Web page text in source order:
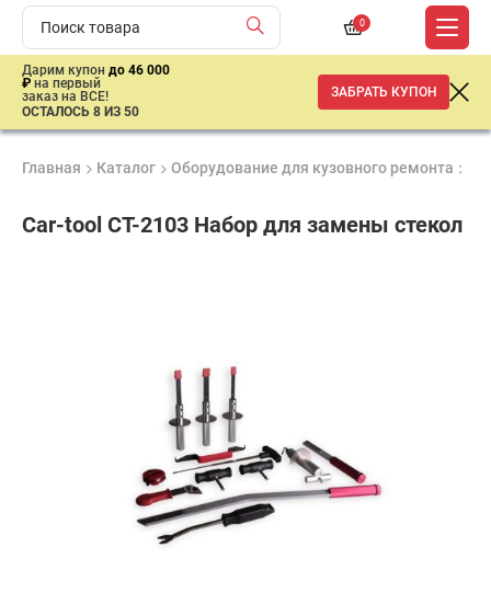
0
Дарим купон до 46 000
₽ на первый
заказ на ВСЕ!
ОСТАЛОСЬ 8 ИЗ 50
ЗАБРАТЬ КУПОН
Главная Каталог Оборудование для кузовного ремонта
Car-tool CT-2103 Набор для замены стекол
Подобрать аналог